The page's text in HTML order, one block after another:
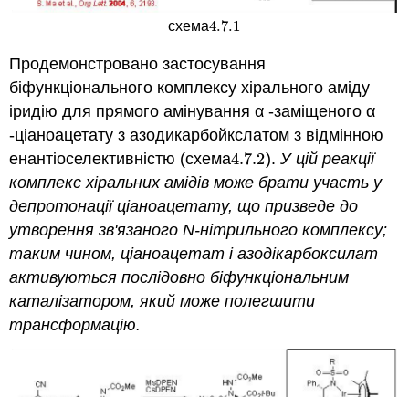
схема4.7.1
4.7.1
Продемонстровано застосування
біфункціонального комплексу хірального аміду
іридію для прямого амінування α -заміщеного α
-ціаноацетату з азодикарбойкслатом з відмінною
енантіоселективністю (схема4.7.2
4.7.2). У цій реакції
комплекс хіральних амідів може брати участь у
депротонації ціаноацетату, що призведе до
утворення зв'язаного N-нітрильного комплексу;
таким чином, ціаноацетат і азодікарбоксилат
активуються послідовно біфункціональним
каталізатором, який може полегшити
трансформацію.